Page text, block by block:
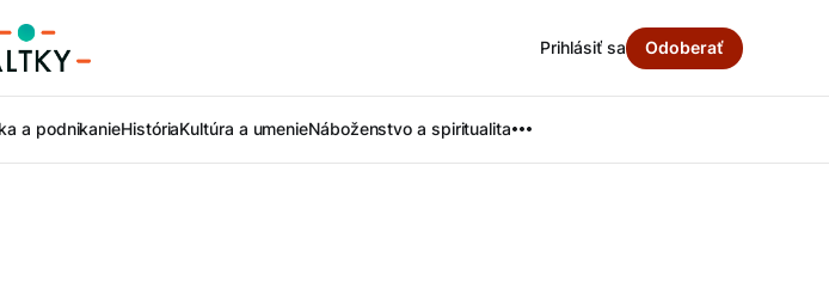
a podnikanieHistóriaKultúra a umenieNáboženstvo a spiritualita
Prihlásiť sa Odoberať